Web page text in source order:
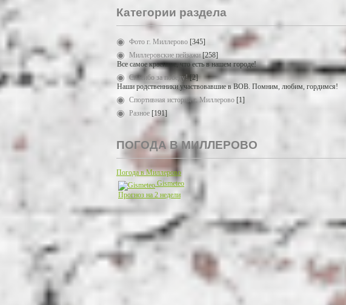
Категории раздела
Фото г. Миллерово [345]
Миллеровские пейзажи [258]
Все самое красивое, что есть в нашем городе!
Спасибо за победу! [2]
Наши родственники участвовавшие в ВОВ. Помним, любим, гордимся!
Спортивная история г. Миллерово [1]
Разное [191]
ПОГОДА В МИЛЛЕРОВО
Погода в Миллерово
Gismeteo
Прогноз на 2 недели